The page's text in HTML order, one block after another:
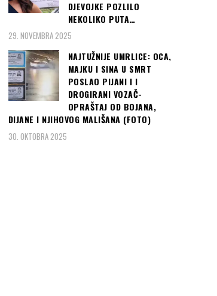
Kada je hrvatske fudbalere
u Zagrebu dočekalo pola
Hrvatska je s dvije pobjede
već nakon 2. kola osigurala
Read more
DJEVOJKE POZLILO
NEKOLIKO PUTA…
29. NOVEMBRA 2025
NAJTUŽNIJE UMRLICE: OCA,
MAJKU I SINA U SMRT
POSLAO PIJANI I I
DROGIRANI VOZAČ-
OPRAŠTAJ OD BOJANA,
DIJANE I NJIHOVOG MALIŠANA (FOTO)
30. OKTOBRA 2025